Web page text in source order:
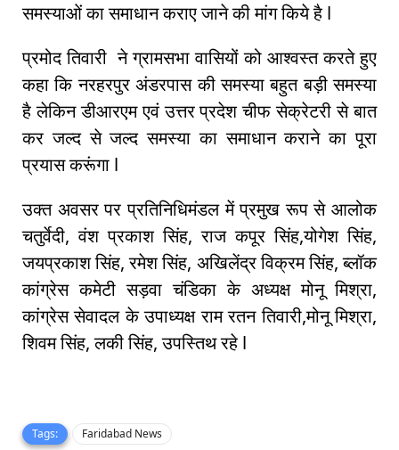
समस्याओं का समाधान कराए जाने की मांग किये है l
प्रमोद तिवारी ने ग्रामसभा वासियों को आश्वस्त करते हुए
कहा कि नरहरपुर अंडरपास की समस्या बहुत बड़ी समस्या
है लेकिन डीआरएम एवं उत्तर प्रदेश चीफ सेक्रेटरी से बात
कर जल्द से जल्द समस्या का समाधान कराने का पूरा
प्रयास करूंगा l
उक्त अवसर पर प्रतिनिधिमंडल में प्रमुख रूप से आलोक
चतुर्वेदी, वंश प्रकाश सिंह, राज कपूर सिंह,योगेश सिंह,
जयप्रकाश सिंह, रमेश सिंह, अखिलेंद्र विक्रम सिंह, ब्लॉक
कांग्रेस कमेटी सड़वा चंडिका के अध्यक्ष मोनू मिश्रा,
कांग्रेस सेवादल के उपाध्यक्ष राम रतन तिवारी,मोनू मिश्रा,
शिवम सिंह, लकी सिंह, उपस्तिथ रहे l
Tags: Faridabad News